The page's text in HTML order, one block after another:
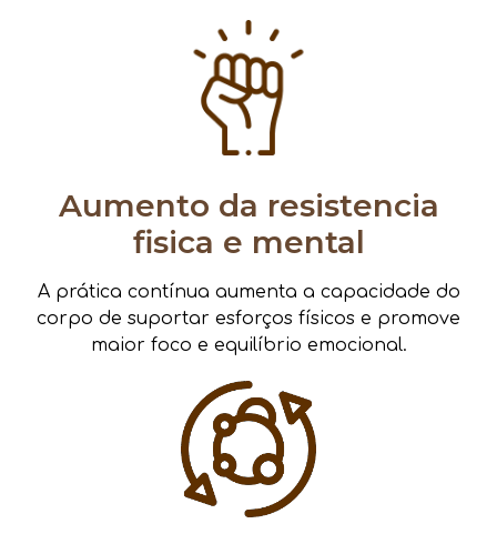
Aumento da resistencia
fisica e mental
A prática contínua aumenta a capacidade do
corpo de suportar esforços físicos e promove
maior foco e equilíbrio emocional.